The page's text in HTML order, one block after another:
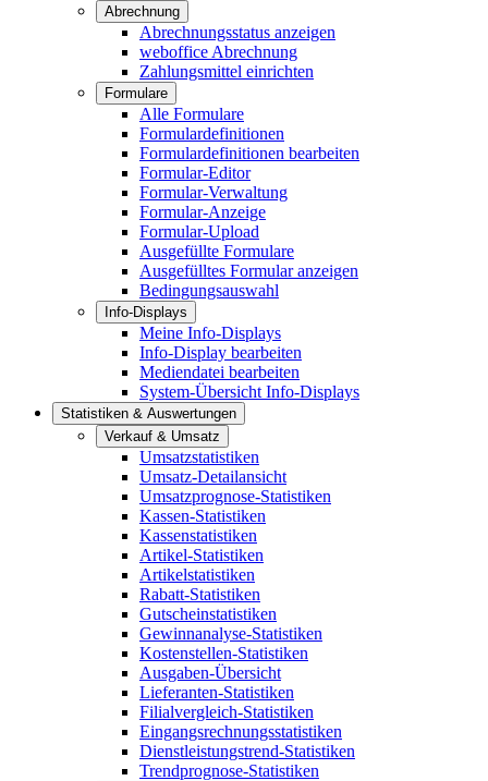
Abrechnung
Abrechnungsstatus anzeigen
weboffice Abrechnung
Zahlungsmittel einrichten
Formulare
Alle Formulare
Formulardefinitionen
Formulardefinitionen bearbeiten
Formular-Editor
Formular-Verwaltung
Formular-Anzeige
Formular-Upload
Ausgefüllte Formulare
Ausgefülltes Formular anzeigen
Bedingungsauswahl
Info-Displays
Meine Info-Displays
Info-Display bearbeiten
Mediendatei bearbeiten
System-Übersicht Info-Displays
Statistiken & Auswertungen
Verkauf & Umsatz
Umsatzstatistiken
Umsatz-Detailansicht
Umsatzprognose-Statistiken
Kassen-Statistiken
Kassenstatistiken
Artikel-Statistiken
Artikelstatistiken
Rabatt-Statistiken
Gutscheinstatistiken
Gewinnanalyse-Statistiken
Kostenstellen-Statistiken
Ausgaben-Übersicht
Lieferanten-Statistiken
Filialvergleich-Statistiken
Eingangsrechnungsstatistiken
Dienstleistungstrend-Statistiken
Trendprognose-Statistiken